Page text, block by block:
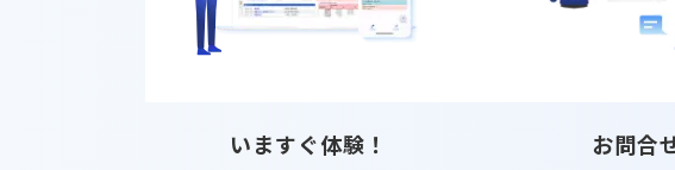
いますぐ体験！ お問合